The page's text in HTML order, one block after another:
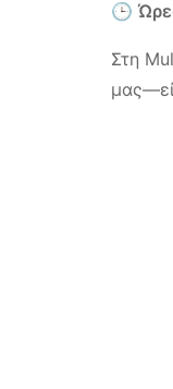
🕒
Στη